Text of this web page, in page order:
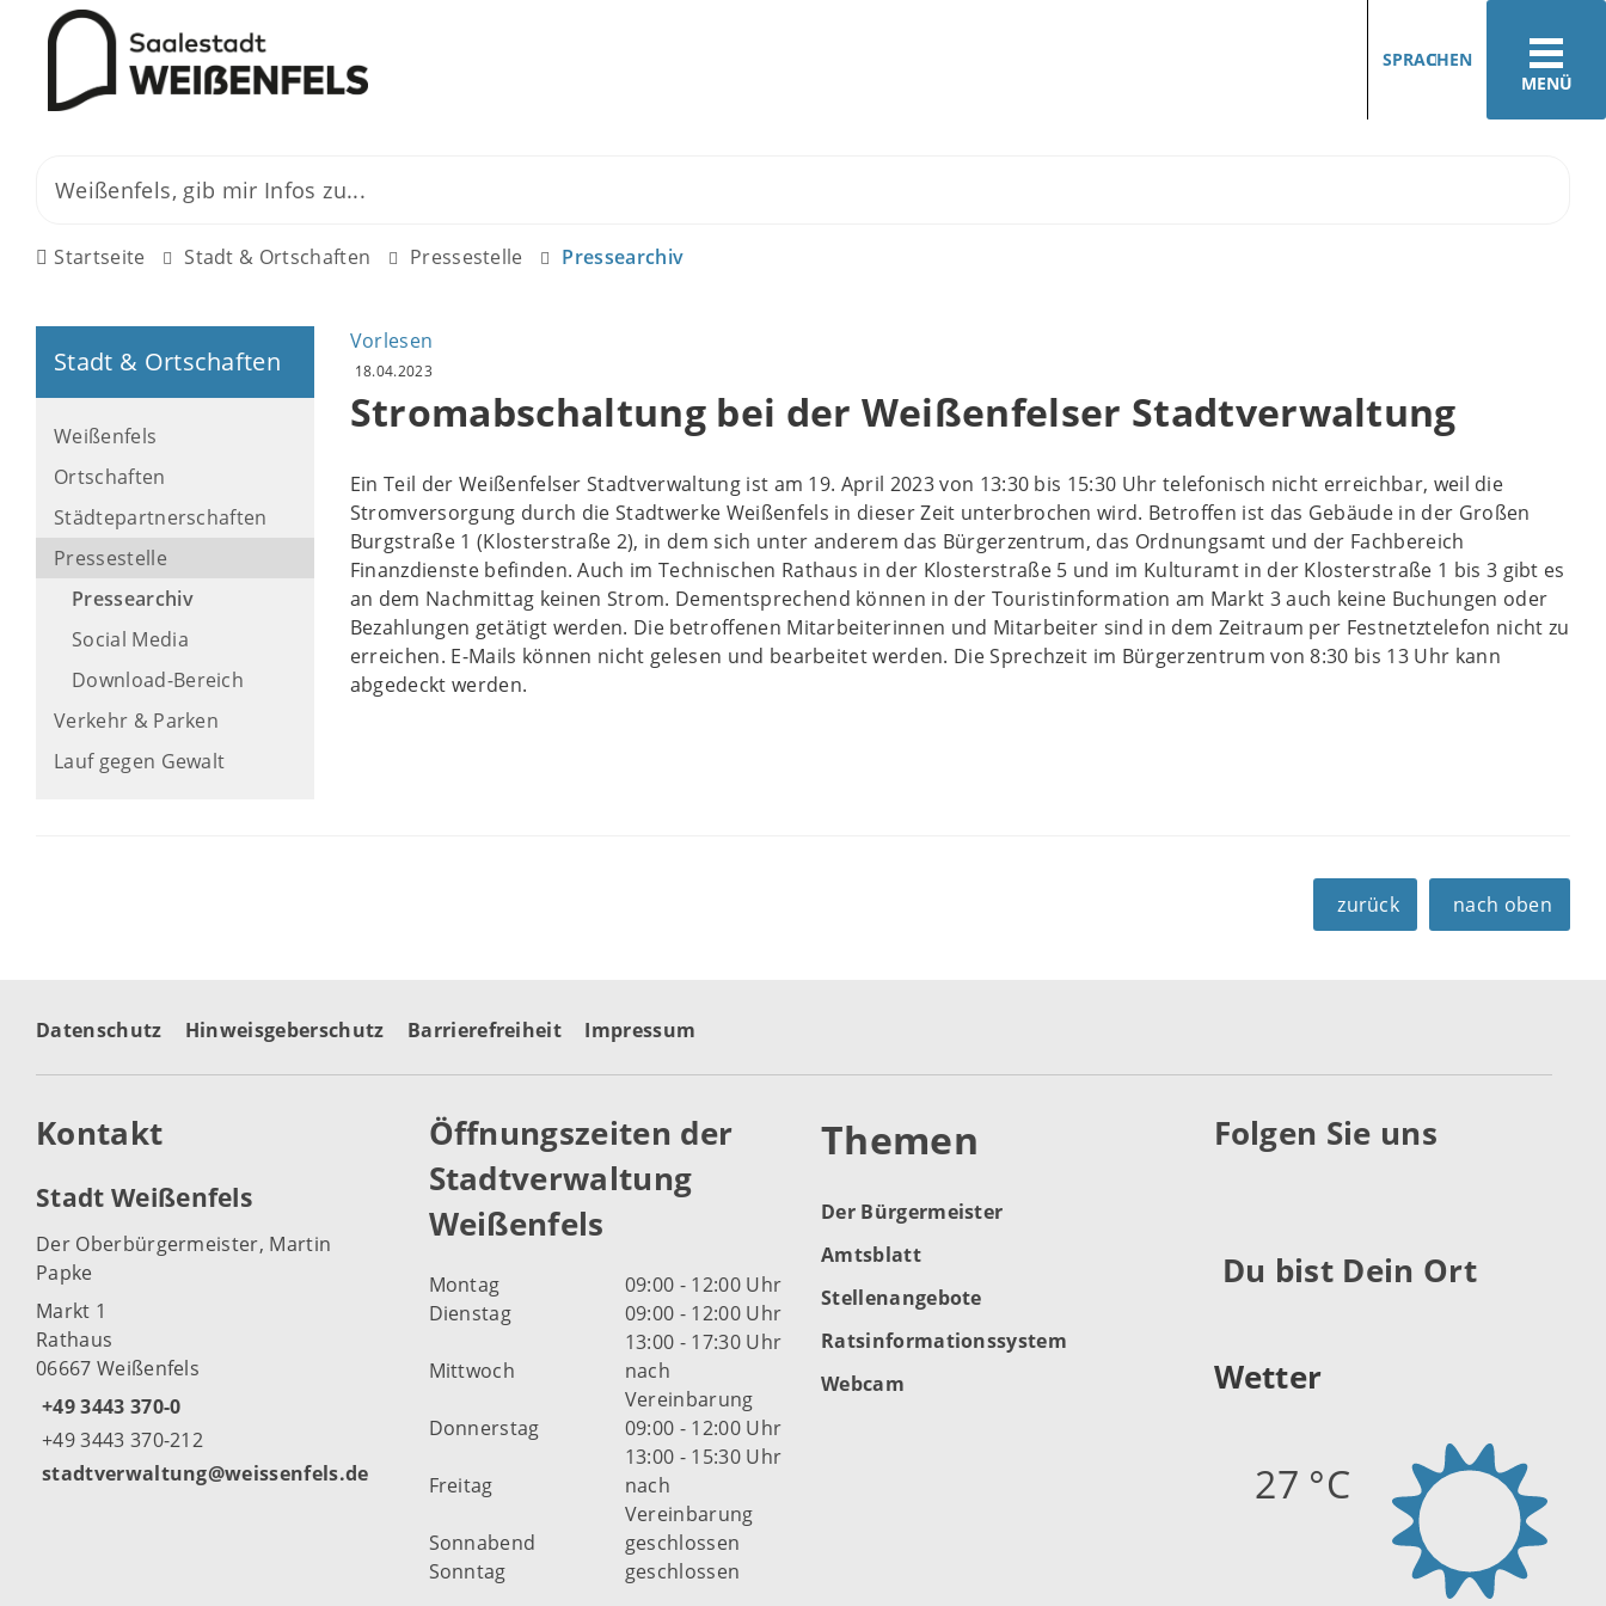
MENÜ
SPRACHEN
Startseite Stadt & Ortschaften Pressestelle Pressearchiv
Stadt & Ortschaften
Weißenfels
Ortschaften
Städtepartnerschaften
Pressestelle
Pressearchiv
Social Media
Download-Bereich
Verkehr & Parken
Lauf gegen Gewalt
Vorlesen
18.04.2023
Stromabschaltung bei der Weißenfelser Stadtverwaltung
Ein Teil der Weißenfelser Stadtverwaltung ist am 19. April 2023 von 13:30 bis 15:30 Uhr telefonisch nicht erreichbar, weil die
Stromversorgung durch die Stadtwerke Weißenfels in dieser Zeit unterbrochen wird. Betroffen ist das Gebäude in der Großen
Burgstraße 1 (Klosterstraße 2), in dem sich unter anderem das Bürgerzentrum, das Ordnungsamt und der Fachbereich
Finanzdienste befinden. Auch im Technischen Rathaus in der Klosterstraße 5 und im Kulturamt in der Klosterstraße 1 bis 3 gibt es
an dem Nachmittag keinen Strom. Dementsprechend können in der Touristinformation am Markt 3 auch keine Buchungen oder
Bezahlungen getätigt werden. Die betroffenen Mitarbeiterinnen und Mitarbeiter sind in dem Zeitraum per Festnetztelefon nicht zu
erreichen. E-Mails können nicht gelesen und bearbeitet werden. Die Sprechzeit im Bürgerzentrum von 8:30 bis 13 Uhr kann
abgedeckt werden.
zurück nach oben
Datenschutz Hinweisgeberschutz Barrierefreiheit Impressum
Kontakt
Stadt Weißenfels
Der Oberbürgermeister, Martin
Papke
Markt 1
Rathaus
06667 Weißenfels
+49 3443 370-0
+49 3443 370-212
stadtverwaltung@weissenfels.de
Öffnungszeiten der
Stadtverwaltung
Weißenfels
Montag
09:00 - 12:00 Uhr
Dienstag
09:00 - 12:00 Uhr
13:00 - 17:30 Uhr
Mittwoch
nach
Vereinbarung
Donnerstag
09:00 - 12:00 Uhr
13:00 - 15:30 Uhr
Freitag
nach
Vereinbarung
Sonnabend
geschlossen
Sonntag
geschlossen
Themen
Der Bürgermeister
Amtsblatt
Stellenangebote
Ratsinformationssystem
Webcam
Folgen Sie uns
Du bist Dein Ort
Wetter
27 °C